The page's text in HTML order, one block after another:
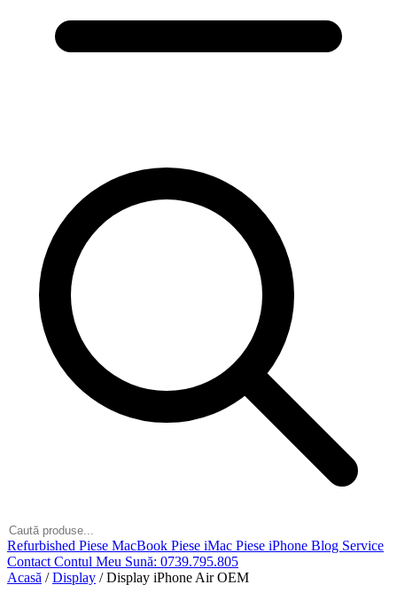
Refurbished Piese MacBook Piese iMac Piese iPhone Blog Service
Contact Contul Meu Sună: 0739.795.805
Acasă / Display / Display iPhone Air OEM